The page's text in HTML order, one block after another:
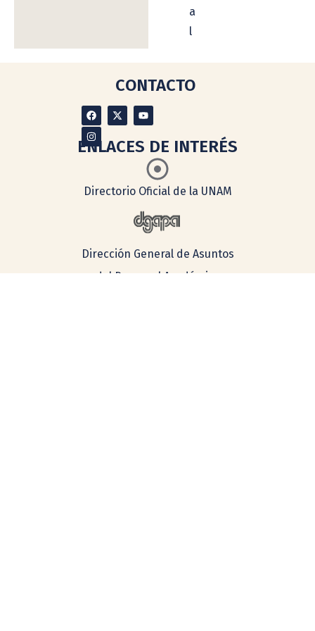
a
l
CONTACTO
ENLACES DE INTERÉS
Directorio Oficial de la UNAM
Dirección General de Asuntos
del Personal Académico